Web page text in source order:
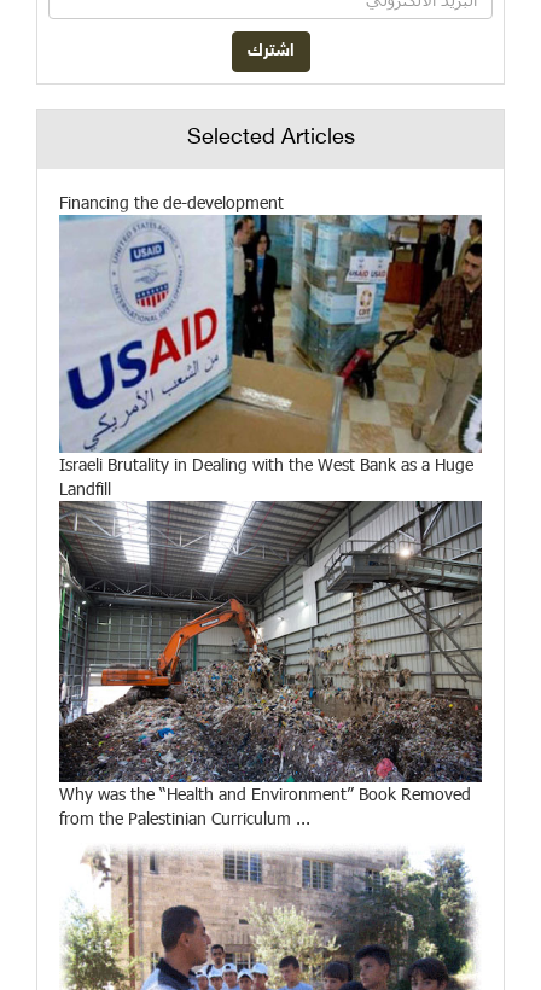
Selected Articles
Financing the de-development
Israeli Brutality in Dealing with the West Bank as a Huge
Landfill
Why was the “Health and Environment” Book Removed
from the Palestinian Curriculum ...